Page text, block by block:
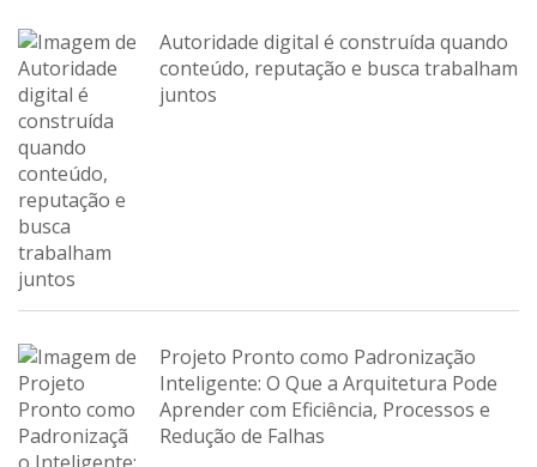
Autoridade digital é construída quando
conteúdo, reputação e busca trabalham
juntos
Projeto Pronto como Padronização
Inteligente: O Que a Arquitetura Pode
Aprender com Eficiência, Processos e
Redução de Falhas